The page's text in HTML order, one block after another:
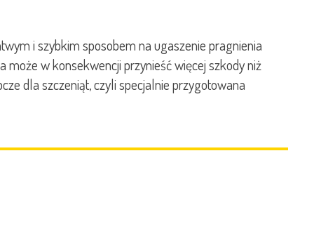
i szybkim sposobem na ugaszenie pragnienia
może w konsekwencji przynieść więcej szkody niż
dla szczeniąt, czyli specjalnie przygotowana